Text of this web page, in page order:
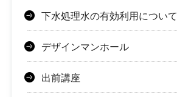
下水処理水の有効利用について
デザインマンホール
出前講座